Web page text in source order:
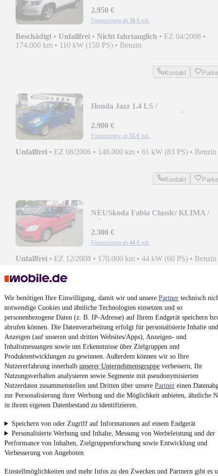
Wir benötigen Ihre Einwilligung, damit wir und unsere Partner technisch
notwendige Cookies und ähnliche Technologien einsetzen und so
personenbezogene Daten (z. B. IP-Adresse) auf Ihrem Endgerät speichern
abrufen können. Die Datenverarbeitung erfolgt für personalisierte Inhalte und
Anzeigen (auf unseren und dritten Websites/Apps), Anzeigen- und
Inhaltsmessungen sowie um Erkenntnisse über Zielgruppen und
Produktentwicklungen zu gewinnen. Außerdem können wir so Ihre
Nutzererfahrung innerhalb unserer Unternehmensgruppe verbessern, Ihr
Nutzungsverhalten analysieren sowie Segmente mit pseudonymisierten
Nutzerdaten zusammenstellen und Dritten über unsere Partner einen
zur Personalisierung ihrer Werbung und die Möglichkeit anbieten, ähnliche
in ihrem eigenen Datenbestand zu identifizieren.
Speichern von oder Zugriff auf Informationen auf einem Endgerät
Personalisierte Werbung und Inhalte, Messung von Werbeleistung und der
Performance von Inhalten, Zielgruppenforschung sowie Entwicklung und
Verbesserung von Angeboten
Einstellmöglichkeiten und mehr Infos zu den Zwecken und Partnern gibt es
2.950 €
Finanzierung ab 56 € mtl.
Beschädigt • Unfallfrei • Nicht fahrtauglich • EZ 04/2008 •
174.000 km • 110 kW (150 PS) • Benzin
Kontakt
Honda Jazz 1.4 LS /
NEU
2.900 €
Finanzierung ab 55 € mtl.
Unfallfrei • EZ 08/2006 • 148.000 km • 61 kW (83 PS) • Benzin
Kontakt
NEUSkoda Fabia Classic/ KLIMA /
2.300 €
Finanzierung ab 44 € mtl.
Unfallfrei • EZ 12/2008 • 170.000 km • 44 kW (60 PS) • Benzin
MwSt. ausweisbar
4.6 Sterne
Nutze mobile.de schnell und einfach
App installieren
Impressum
AGB
Vertrag widerrufen